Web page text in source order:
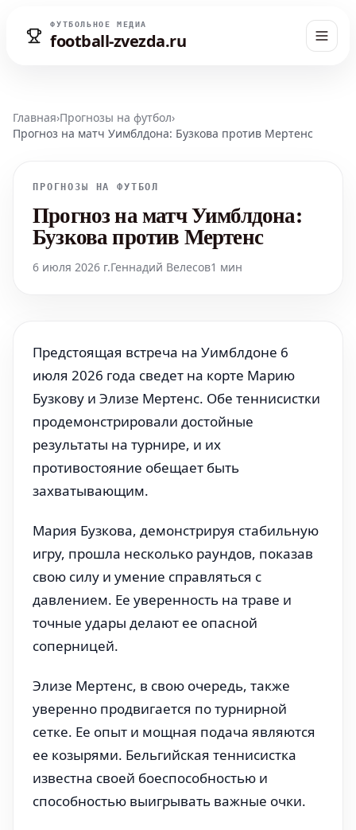
ФУТБОЛЬНОЕ МЕДИА
football-zvezda.ru
Главная›Прогнозы на футбол›
Прогноз на матч Уимблдона: Бузкова против Мертенс
ПРОГНОЗЫ НА ФУТБОЛ
Прогноз на матч Уимблдона:
Бузкова против Мертенс
6 июля 2026 г.Геннадий Велесов1 мин
Предстоящая встреча на Уимблдоне 6
июля 2026 года сведет на корте Марию
Бузкову и Элизе Мертенс. Обе теннисистки
продемонстрировали достойные
результаты на турнире, и их
противостояние обещает быть
захватывающим.
Мария Бузкова, демонстрируя стабильную
игру, прошла несколько раундов, показав
свою силу и умение справляться с
давлением. Ее уверенность на траве и
точные удары делают ее опасной
соперницей.
Элизе Мертенс, в свою очередь, также
уверенно продвигается по турнирной
сетке. Ее опыт и мощная подача являются
ее козырями. Бельгийская теннисистка
известна своей боеспособностью и
способностью выигрывать важные очки.